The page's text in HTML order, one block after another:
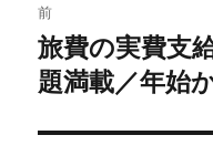
稿
ナ
ビ
前
過
去
投
旅費の実費支
題満載／年始